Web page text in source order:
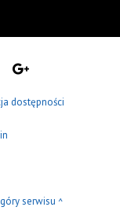
dostępności
serwisu ^